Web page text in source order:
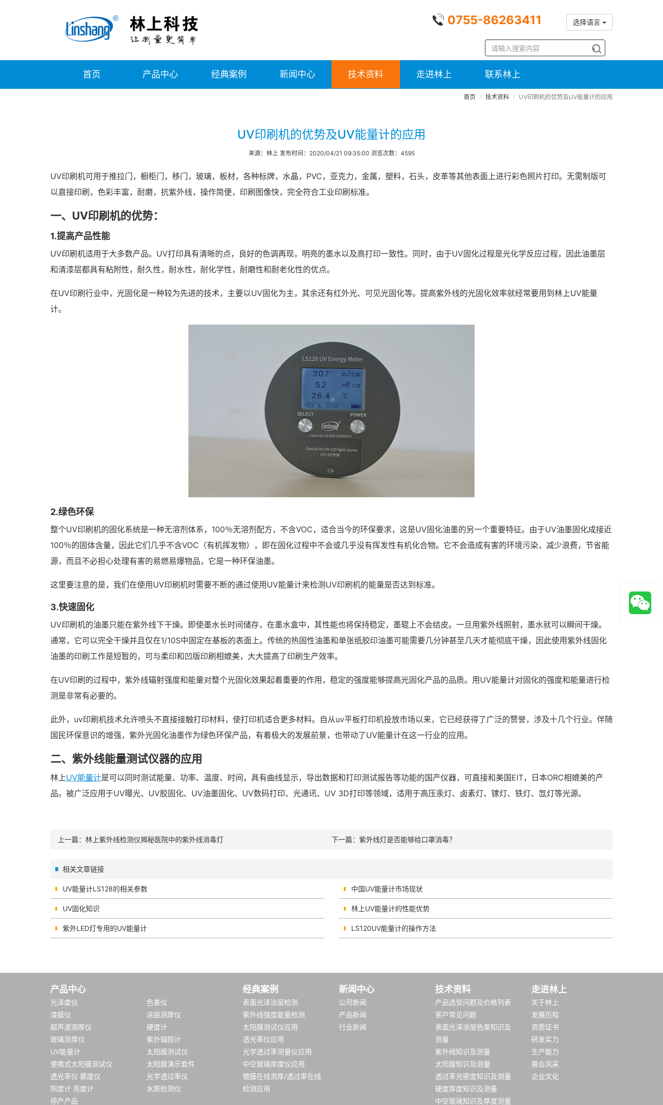
0755-86263411 选择语言
首页 产品中心 经典案例 新闻中心 技术资料 走进林上 联系林上
首页 技术资料 UV印刷机的优势及UV能量计的应用
UV印刷机的优势及UV能量计的应用
来源：林上 发布时间：2020/04/21 09:35:00 浏览次数：4595
UV印刷机可用于推拉门，橱柜门，移门，玻璃，板材，各种标牌，水晶，PVC，亚克力，金属，塑料，石头，皮革等其他表面上进行彩色照片打印。无需制版可
以直接印刷，色彩丰富，耐磨，抗紫外线，操作简便，印刷图像快，完全符合工业印刷标准。
一、UV印刷机的优势：
1.提高产品性能
UV印刷机适用于大多数产品。UV打印具有清晰的点，良好的色调再现，明亮的墨水以及高打印一致性。同时，由于UV固化过程是光化学反应过程，因此油墨层
和清漆层都具有粘附性，耐久性，耐水性，耐化学性，耐磨性和耐老化性的优点。
在UV印刷行业中，光固化是一种较为先进的技术，主要以UV固化为主，其余还有红外光、可见光固化等。提高紫外线的光固化效率就经常要用到林上UV能量
计。
2.绿色环保
整个UV印刷机的固化系统是一种无溶剂体系，100％无溶剂配方，不含VOC，适合当今的环保要求，这是UV固化油墨的另一个重要特征。由于UV油墨固化成接近
100％的固体含量，因此它们几乎不含VOC（有机挥发物），即在固化过程中不会或几乎没有挥发性有机化合物。它不会造成有害的环境污染，减少浪费，节省能
源，而且不必担心处理有害的易燃易爆物品，它是一种环保油墨。
这里要注意的是，我们在使用UV印刷机时需要不断的通过使用UV能量计来检测UV印刷机的能量是否达到标准。
3.快速固化
UV印刷机的油墨只能在紫外线下干燥。即使墨水长时间储存，在墨水盒中，其性能也将保持稳定，墨辊上不会结皮。一旦用紫外线照射，墨水就可以瞬间干燥。
通常，它可以完全干燥并且仅在1/10S中固定在基板的表面上。传统的热固性油墨和单张纸胶印油墨可能需要几分钟甚至几天才能彻底干燥，因此使用紫外线固化
油墨的印刷工作是短暂的，可与柔印和凹版印刷相媲美，大大提高了印刷生产效率。
在UV印刷的过程中，紫外线辐射强度和能量对整个光固化效果起着重要的作用，稳定的强度能够提高光固化产品的品质。用UV能量计对固化的强度和能量进行检
测是非常有必要的。
此外，uv印刷机技术允许喷头不直接接触打印材料，使打印机适合更多材料。自从uv平板打印机投放市场以来，它已经获得了广泛的赞誉，涉及十几个行业。伴随
国民环保意识的增强，紫外光固化油墨作为绿色环保产品，有着极大的发展前景，也带动了UV能量计在这一行业的应用。
二、紫外线能量测试仪器的应用
林上UV能量计是可以同时测试能量、功率、温度、时间，具有曲线显示，导出数据和打印测试报告等功能的国产仪器，可直接和美国EIT，日本ORC相媲美的产
品。被广泛应用于UV曝光、UV胶固化、UV油墨固化、UV数码打印、光通讯、UV 3D打印等领域，适用于高压汞灯、卤素灯、镓灯、铁灯、氙灯等光源。
上一篇： 林上紫外线检测仪揭秘医院中的紫外线消毒灯 下一篇： 紫外线灯是否能够给口罩消毒？
相关文章链接
UV能量计LS128的相关参数 中国UV能量计市场现状
UV固化知识 林上UV能量计的性能优势
紫外LED灯专用的UV能量计 LS120UV能量计的操作方法
产品中心
光泽度仪
色差仪
漆膜仪
涂层测厚仪
超声波测厚仪
硬度计
玻璃测厚仪
紫外辐照计
UV能量计
太阳膜测试仪
便携式太阳膜测试仪
太阳膜演示套件
透光率仪 雾度仪
光学透过率仪
照度计 亮度计
水质检测仪
停产产品
经典案例
表面光泽涂层检测
紫外线强度能量检测
太阳膜测试仪应用
透光率仪应用
光学透过率测量仪应用
中空玻璃厚度仪应用
镀膜在线测厚/透过率在线
检测应用
新闻中心
公司新闻
产品新闻
行业新闻
技术资料
产品选型问题及价格列表
客户常见问题
表面光泽涂层色差知识及
测量
紫外线知识及测量
太阳膜知识及测量
透过率光密度知识及测量
硬度厚度知识及测量
中空玻璃知识及厚度测量
走进林上
关于林上
发展历程
资质证书
研发实力
生产能力
展会风采
企业文化